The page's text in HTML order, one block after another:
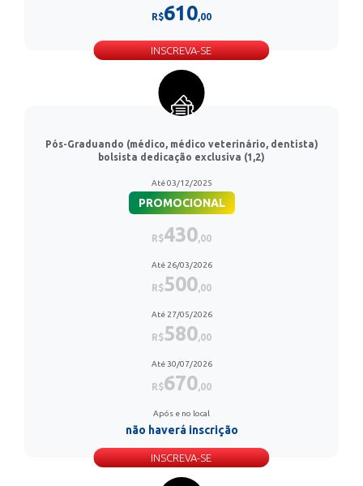
R$610,00
INSCREVA-SE
Pós-Graduando (médico, médico veterinário, dentista)
bolsista dedicação exclusiva (1,2)
Até 03/12/2025
PROMOCIONAL
R$430,00
Até 26/03/2026
R$500,00
Até 27/05/2026
R$580,00
Até 30/07/2026
R$670,00
Após e no local
não haverá inscrição
INSCREVA-SE